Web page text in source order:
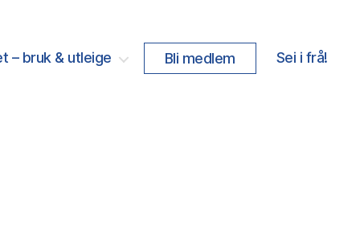
– bruk & utleige Bli medlem Sei i frå!